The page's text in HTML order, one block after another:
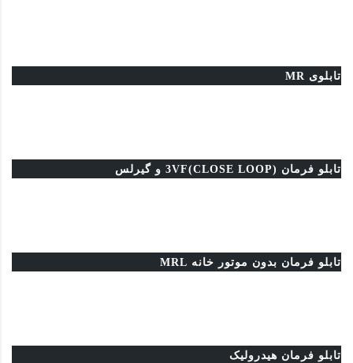
تابلوی MR
تابلو فرمان 3VF(CLOSE LOOP) و گیرلس
تابلو فرمان بدون موتور خانه MRL
تابلو فرمان هیدرولیک